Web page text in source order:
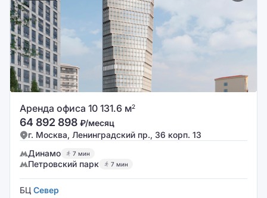
Аренда офиса 10 131.6 м2
64 892 898 ₽/месяц
г. Москва, Ленинградский пр., 36 корп. 13
Динамо
7 мин
Петровский парк 7 мин
БЦ Север